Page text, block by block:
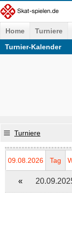
Home Turniere
Turnier-Kalender
Turniere
09.08.2026 Tag
«